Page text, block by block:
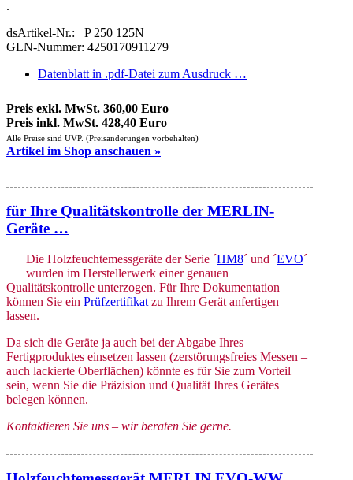
.
dsArtikel-Nr.: P 250 125N
GLN-Nummer: 4250170911279
Datenblatt in .pdf-Datei zum Ausdruck …
Preis exkl. MwSt. 360,00 Euro
Preis inkl. MwSt. 428,40 Euro
Alle Preise sind UVP. (Preisänderungen vorbehalten)
Artikel im Shop anschauen »
für Ihre Qualitätskontrolle der MERLIN-
Geräte …
Die Holzfeuchtemessgeräte der Serie ´HM8´ und ´EVO´
wurden im Herstellerwerk einer genauen
Qualitätskontrolle unterzogen. Für Ihre Dokumentation
können Sie ein Prüfzertifikat zu Ihrem Gerät anfertigen
lassen.
Da sich die Geräte ja auch bei der Abgabe Ihres
Fertigproduktes einsetzen lassen (zerstörungsfreies Messen –
auch lackierte Oberflächen) könnte es für Sie zum Vorteil
sein, wenn Sie die Präzision und Qualität Ihres Gerätes
belegen können.
Kontaktieren Sie uns – wir beraten Sie gerne.